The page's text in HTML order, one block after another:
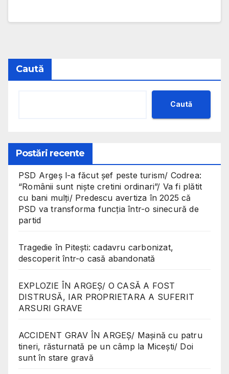
Caută
Caută
Postări recente
PSD Argeș l-a făcut șef peste turism/ Codrea:
“Românii sunt niște cretini ordinari”/ Va fi plătit
cu bani mulți/ Predescu avertiza în 2025 că
PSD va transforma funcția într-o sinecură de
partid
Tragedie în Pitești: cadavru carbonizat,
descoperit într-o casă abandonată
EXPLOZIE ÎN ARGEȘ/ O CASĂ A FOST
DISTRUSĂ, IAR PROPRIETARA A SUFERIT
ARSURI GRAVE
ACCIDENT GRAV ÎN ARGEȘ/ Mașină cu patru
tineri, răsturnată pe un câmp la Micești/ Doi
sunt în stare gravă